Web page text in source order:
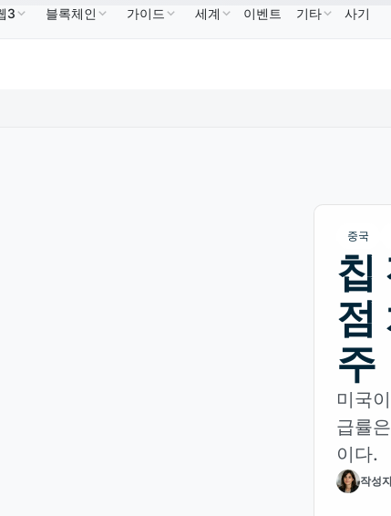
BNB BNBUS$586.64 ↑2.10% USDC USDCUS$0.9995↑0.00% XRPXRP
3 블록체인 가이드 세계 이벤트 기타 사기
중국
칩
점
주
미국
급률
이다.
작성